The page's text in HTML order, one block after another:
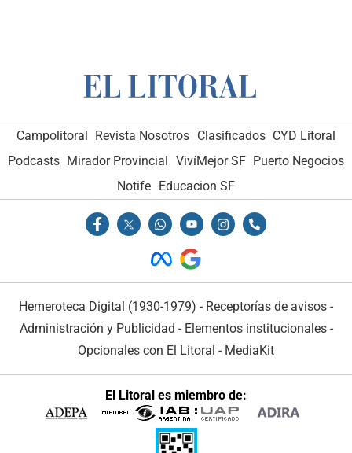
Campolitoral Revista Nosotros Clasificados CYD Litoral
Podcasts Mirador Provincial VivíMejor SF Puerto Negocios
Notife Educacion SF
Hemeroteca Digital (1930-1979) - Receptorías de avisos -
Administración y Publicidad - Elementos institucionales-
Opcionales con El Litoral - MediaKit
El Litoral es miembro de: